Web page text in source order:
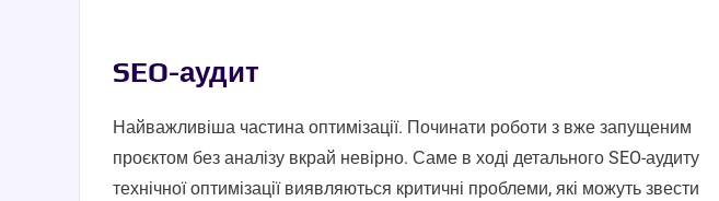
SEO-аудит
Найважливіша частина оптимізації. Починати роботи з вже запущеним
проєктом без аналізу вкрай невірно. Саме в ході детального SEO-аудиту
технічної оптимізації виявляються критичні проблеми, які можуть звести